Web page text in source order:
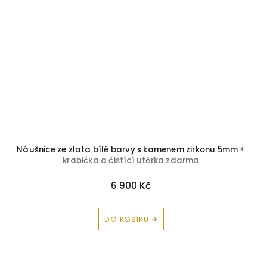
Náušnice ze zlata bílé barvy s kamenem zirkonu 5mm +
krabička a čistící utěrka zdarma
6 900 Kč
DO KOŠÍKU